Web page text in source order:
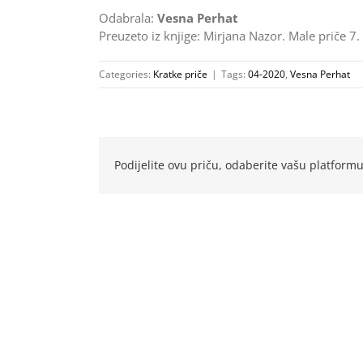
Odabrala: Vesna Perhat
Preuzeto iz knjige: Mirjana Nazor. Male priče 7.
Categories: Kratke priče | Tags: 04-2020, Vesna Perhat
Podijelite ovu priču, odaberite vašu